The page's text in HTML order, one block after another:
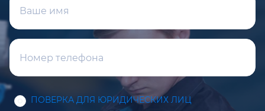
ПОВЕРКА ДЛЯ ЮРИДИЧЕСКИХ ЛИЦ